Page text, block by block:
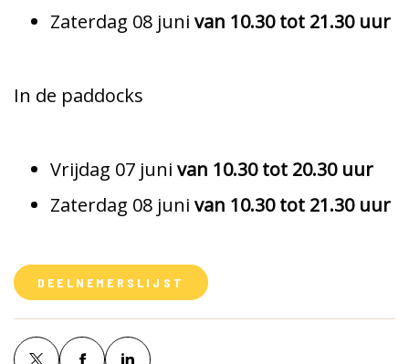
Zaterdag 08 juni van 10.30 tot 21.30 uur
In de paddocks
Vrijdag 07 juni van 10.30 tot 20.30 uur
Zaterdag 08 juni van 10.30 tot 21.30 uur
DEELNEMERSLIJST